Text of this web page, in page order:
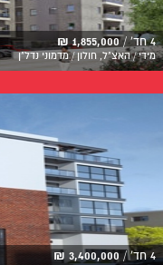
4 חד' / 1,855,000 ₪
מידי / האצ"ל, חולון / מדמוני נדל"ן
4 חד' / 3,400,000 ₪